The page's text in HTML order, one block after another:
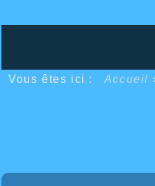
Vous êtes ici : Accueil